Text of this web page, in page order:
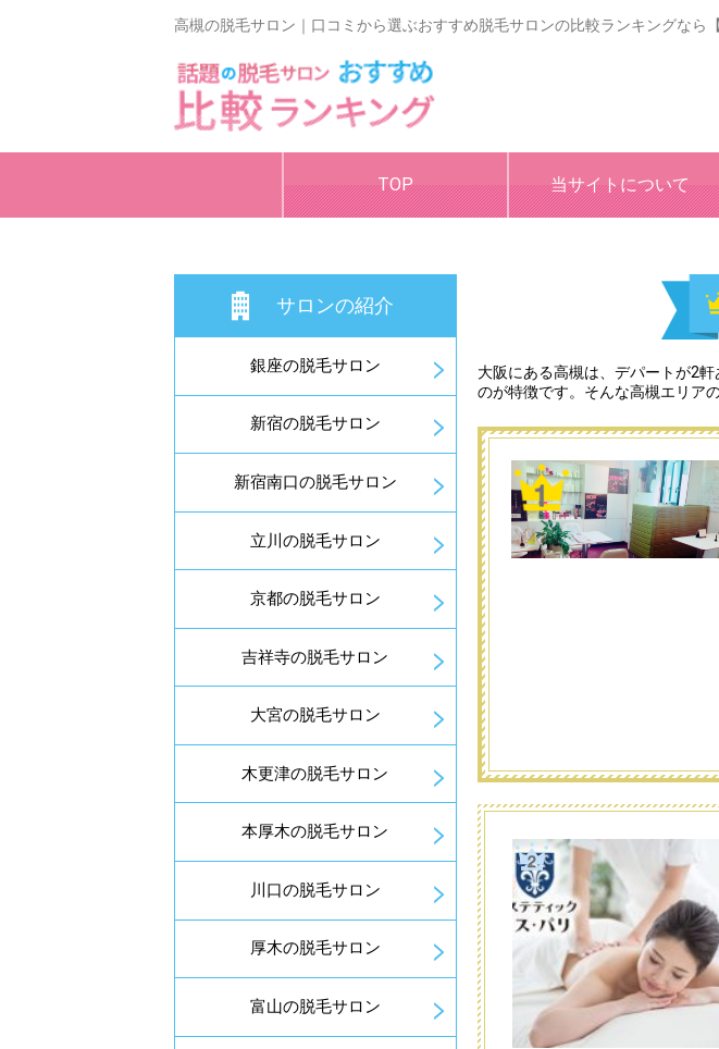
高槻の脱毛サロン｜口コミから選ぶおすすめ脱毛サロンの比較ランキングなら
TOP 当サイトについて
大阪にある高槻は、デパートが2
のが特徴です。そんな高槻エリア
サロンの紹介
銀座の脱毛サロン
新宿の脱毛サロン
新宿南口の脱毛サロン
立川の脱毛サロン
京都の脱毛サロン
吉祥寺の脱毛サロン
大宮の脱毛サロン
木更津の脱毛サロン
本厚木の脱毛サロン
川口の脱毛サロン
厚木の脱毛サロン
富山の脱毛サロン